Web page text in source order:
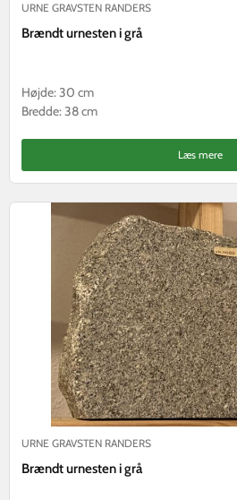
URNE GRAVSTEN RANDERS
Brændt urnesten i grå
Højde: 30 cm
Bredde: 38 cm
Læs mere
URNE GRAVSTEN RANDERS
Brændt urnesten i grå